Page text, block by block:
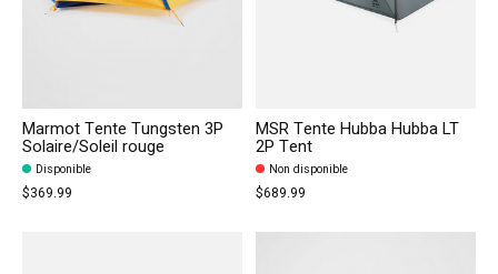
Marmot Tente Tungsten 3P
Solaire/Soleil rouge
Disponible
$369.99
MSR Tente Hubba Hubba LT
2P Tent
Non disponible
$689.99